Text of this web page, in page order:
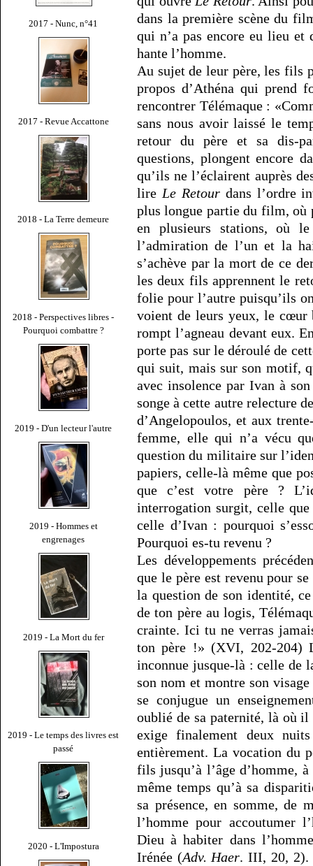
2017 - Nunc, n°41
2017 - Revue Accattone
2018 - La Terre demeure
2018 - Perspectives libres -
Pourquoi combattre ?
2019 - D'un lecteur l'autre
2019 - Hommes et
engrenages
2019 - La Mort du fer
2019 - Le temps des livres est
passé
2020 - L'Impostura
dans la première scène du
qui n’a pas encore eu lieu
hante l’homme.
Au sujet de leur père, les fils
propos d’Athéna qui prend
rencontrer Télémaque :
sans nous avoir laissé le
retour du père et sa dis-
questions, plongent encore
qu’ils ne l’éclairent auprès
lire Le Retourdans l’ordre
plus longue partie du film, où
en plusieurs stations, où
l’admiration de l’un et la
s’achève par la mort de ce
les deux fils apprennent le
folie pour l’autre puisqu’ils
voient de leurs yeux, le cœur
rompt l’agneau devant eux.
porte pas sur le déroulé de
qui suit, mais sur son motif,
avec insolence par Ivan à
songe à cette autre relecture
d’Angelopoulos, et aux
femme, elle qui n’a vécu
question du militaire sur
papiers, celle-là même que
que c’est votre père ?
interrogation surgit, celle
celle d’Ivan : pourquoi
Pourquoi es-tu revenu ?
Les développements
que le père est revenu pour
la question de son identité,
de ton père au logis,
crainte. Ici tu ne verras
ton père !» (XVI, 202-204)
inconnue jusque-là : celle de
son nom et montre son
se conjugue un
oublié de sa paternité, là où
exige finalement deux
entièrement. La vocation du
fils jusqu’à l’âge d’homme,
même temps qu’à sa
sa présence, en somme, de
l’homme pour accoutumer
Dieu à habiter dans
Irénée (Adv. Haer. III, 20, 2).